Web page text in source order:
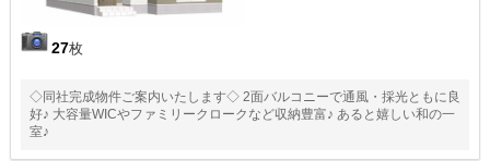
27枚
◇同社完成物件ご案内いたします◇ 2面バルコニーで通風・採光ともに良
好♪ 大容量WICやファミリークロークなど収納豊富♪ あると嬉しい和の一
室♪